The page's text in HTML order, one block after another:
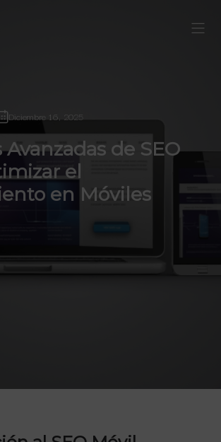
Diciembre 16, 2025
Avanzadas de SEO
el
en Móviles